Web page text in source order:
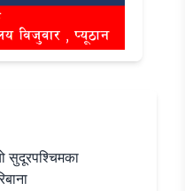
सुदूरपश्चिमका